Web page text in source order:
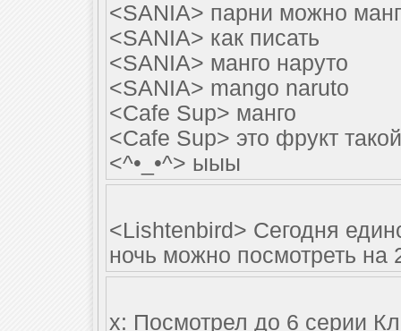
<SANIA> парни можно
<SANIA> как писать
<SANIA> манго наруто
<SANIA> mango naruto
<Cafe Sup> манго
<Cafe Sup> это фрукт
<^•_•^> ыыы
<Lishtenbird> Сегодня
ночь можно посмотреть на
x: Посмотрел до 6 серии